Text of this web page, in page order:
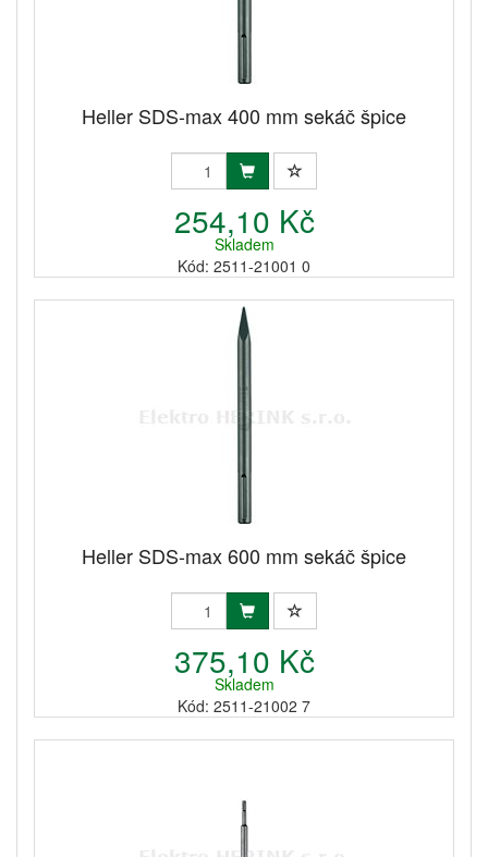
Heller SDS-max 400 mm sekáč špice
254,10 Kč
Skladem
Kód: 2511-21001 0
Heller SDS-max 600 mm sekáč špice
375,10 Kč
Skladem
Kód: 2511-21002 7